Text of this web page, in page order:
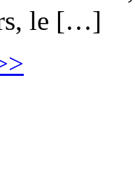
le […]